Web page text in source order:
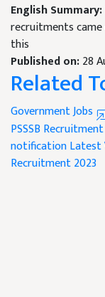
English Summary:
recruitments
this
Published on:28
Related
Government Jobs
PSSSB
notificationLatest
Recruitment 2023